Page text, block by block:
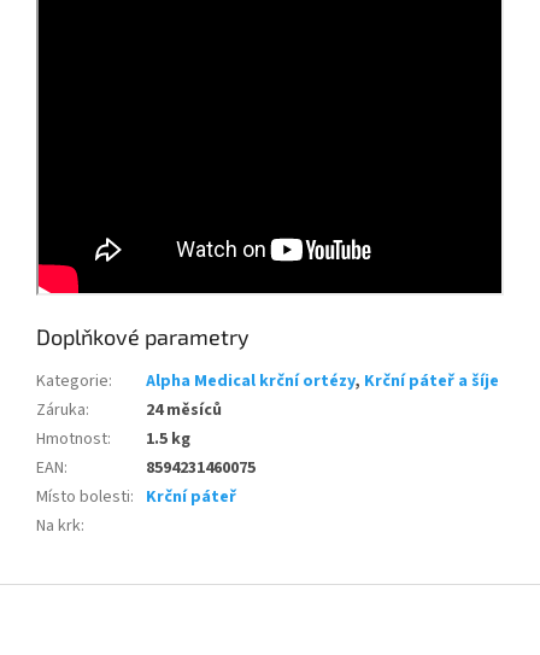
Doplňkové parametry
Kategorie: Alpha Medical krční ortézy, Krční páteř a šíje
Záruka:
24 měsíců
Hmotnost:
1.5 kg
EAN:
8594231460075
Místo bolesti: Krční páteř
Na krk: